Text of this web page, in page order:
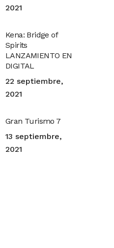
2021
Kena: Bridge of
Spirits
LANZAMIENTO EN
DIGITAL
22 septiembre,
2021
Gran Turismo 7
13 septiembre,
2021